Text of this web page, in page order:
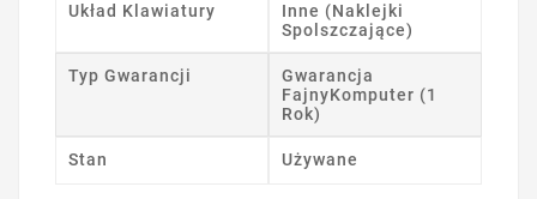
Układ Klawiatury
Inne (Naklejki
Spolszczające)
Typ Gwarancji
Gwarancja
FajnyKomputer (1
Rok)
Stan Używane